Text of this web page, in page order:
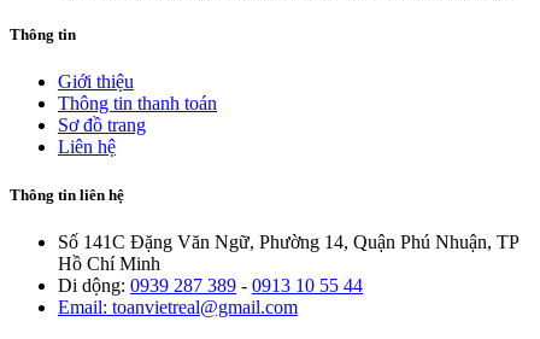
Thông tin
Giới thiệu
Thông tin thanh toán
Sơ đồ trang
Liên hệ
Thông tin liên hệ
Số 141C Đặng Văn Ngữ, Phường 14, Quận Phú Nhuận, TP
Hồ Chí Minh
Di dộng: 0939 287 389 - 0913 10 55 44
Email: toanvietreal@gmail.com